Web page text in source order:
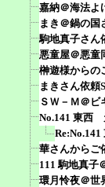
嘉納＠海法よ
まき＠鍋の国
駒地真子さん
悪童屋＠悪童
榊遊様からの
まきさん依頼
ＳＷ－Ｍ＠ビ
No.141 東西
華さんからご
111 駒地真子
環月怜夜＠世